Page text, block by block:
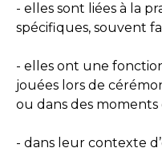
- elles sont liées à la
spécifiques, souvent
- elles ont une
jouées lors de
ou dans des
- dans leur contexte